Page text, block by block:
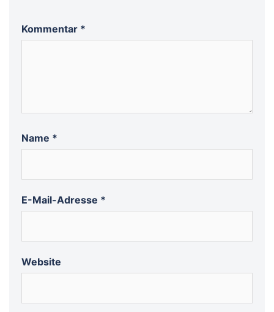
Kommentar *
Name *
E-Mail-Adresse *
Website